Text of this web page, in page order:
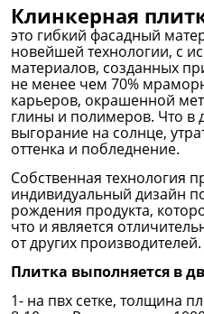
Клинкерная
это гибкий фасадный
новейшей технологии, с
материалов, созданных
не менее чем 70%
карьеров, окрашенной
глины и полимеров. Что в
выгорание на солнце,
оттенка и побледнение.
Собственная технология
индивидуальный дизайн
рождения продукта,
что и является
от других производителей.
Плитка выполняется в
1- на пвх сетке, толщина